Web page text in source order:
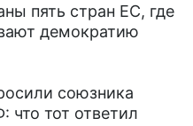
пять стран ЕС, где
демократию
союзника
что тот ответил